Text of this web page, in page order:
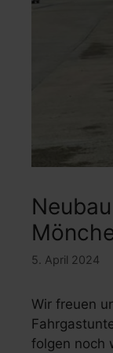
5. April 2024
Wir freuen
folgen noch